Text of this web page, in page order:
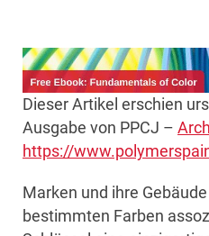
Dieser Artikel erschien
Ausgabe von PPCJ –
https://
Marken und ihre
bestimmten Farben